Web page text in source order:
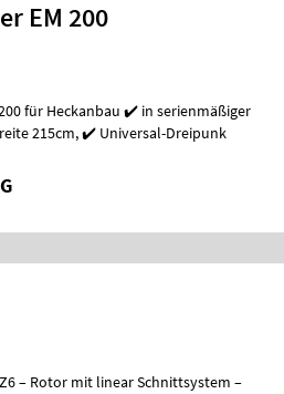
EM 200
für Heckanbau ✔️ in serienmäßiger
Ausführung ✔️ Arbeitsbreite 200cm ✔️ Aussenbreite 215cm, ✔️ Universal-Dreipunk
– Rotor mit linear Schnittsystem –